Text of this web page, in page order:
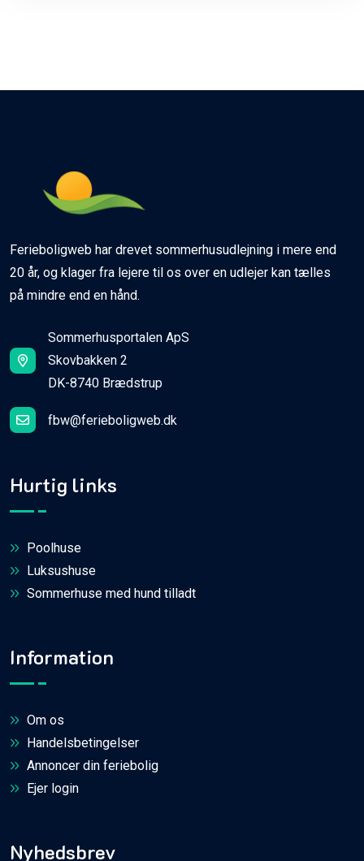
Ferieboligweb har drevet sommerhusudlejning i mere end
20 år, og klager fra lejere til os over en udlejer kan tælles
på mindre end en hånd.
Sommerhusportalen ApS
Skovbakken 2
DK-8740 Brædstrup
fbw@ferieboligweb.dk
Hurtig links
Poolhuse
Luksushuse
Sommerhuse med hund tilladt
Information
Om os
Handelsbetingelser
Annoncer din feriebolig
Ejer login
Nyhedsbrev